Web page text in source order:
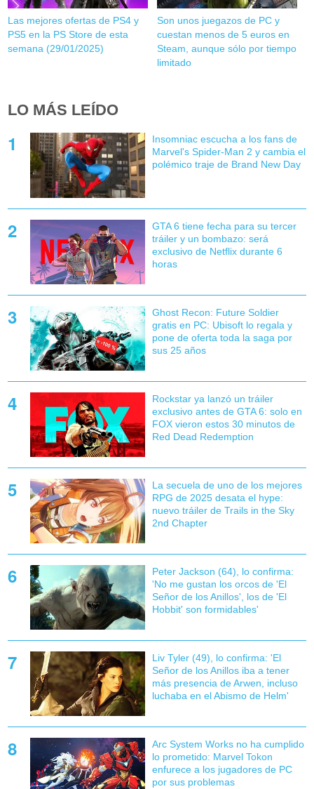
Las mejores ofertas de PS4 y
PS5 en la PS Store de esta
semana (29/01/2025)
Son unos juegazos de PC y
cuestan menos de 5 euros en
Steam, aunque sólo por tiempo
limitado
LO MÁS LEÍDO
Insomniac escucha a los fans de
Marvel's Spider-Man 2 y cambia el
polémico traje de Brand New Day
GTA 6 tiene fecha para su tercer
tráiler y un bombazo: será
exclusivo de Netflix durante 6
horas
Ghost Recon: Future Soldier
gratis en PC: Ubisoft lo regala y
pone de oferta toda la saga por
sus 25 años
Rockstar ya lanzó un tráiler
exclusivo antes de GTA 6: solo en
FOX vieron estos 30 minutos de
Red Dead Redemption
La secuela de uno de los mejores
RPG de 2025 desata el hype:
nuevo tráiler de Trails in the Sky
2nd Chapter
Peter Jackson (64), lo confirma:
'No me gustan los orcos de 'El
Señor de los Anillos', los de 'El
Hobbit' son formidables'
Liv Tyler (49), lo confirma: 'El
Señor de los Anillos iba a tener
más presencia de Arwen, incluso
luchaba en el Abismo de Helm'
Arc System Works no ha cumplido
lo prometido: Marvel Tokon
enfurece a los jugadores de PC
por sus problemas